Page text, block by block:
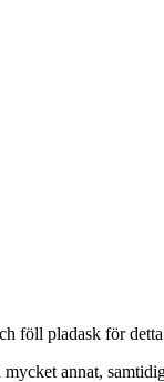
föll pladask för
annat,